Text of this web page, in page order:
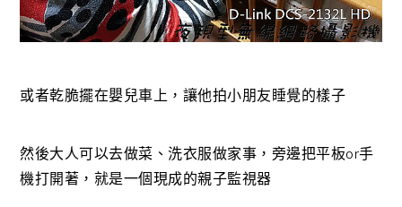
或者乾脆擺在嬰兒車上，讓他拍小朋友睡覺的樣子
然後大人可以去做菜、洗衣服做家事，旁邊把平板or手
機打開著，就是一個現成的親子監視器